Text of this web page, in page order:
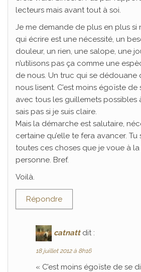
lecteurs mais avant tout à soi.
Je me demande de plus en plus si
qui écrire est une nécessité, un
douleur, un rien, une salope, une
n’utilisons pas ça comme une
de nous. Un truc qui se dédouane
nous lisent. C’est moins égoïste de
avec tous les guillemets possibles
sais pas si je suis claire.
Mais la démarche est salutaire,
certaine qu’elle te fera avancer.
toutes ces choses que je voue à
personne. Bref.
Voilà.
Répondre
catnatt dit :
18 juillet 2012 à 8h16
« C’est moins égoïste de se